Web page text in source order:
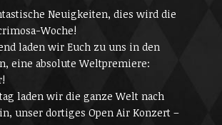
Neuigkeiten, dies wird die
Woche!
laden wir Euch zu uns in den
eine absolute Weltpremiere:
laden wir die ganze Welt nach
unser dortiges Open Air Konzert –